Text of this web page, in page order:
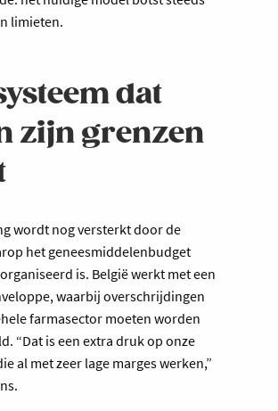
limieten.
dat
zijn grenzen
wordt nog versterkt door de
het geneesmiddelenbudget
is. België werkt met een
waarbij overschrijdingen
farmasector moeten worden
“Dat is een extra druk op onze
al met zeer lage marges werken,”